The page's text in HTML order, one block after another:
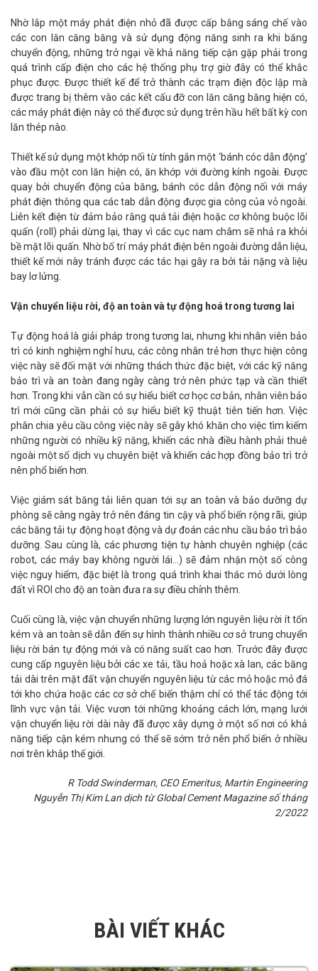
Nhờ lắp một máy phát điện nhỏ đã được cấp bằng sáng chế vào
các con lăn căng băng và sử dụng động năng sinh ra khi băng
chuyển động, những trở ngại về khả năng tiếp cận gặp phải trong
quá trình cấp điện cho các hệ thống phụ trợ giờ đây có thể khắc
phục được. Được thiết kế để trở thành các trạm điện độc lập mà
được trang bị thêm vào các kết cấu đỡ con lăn căng băng hiện có,
các máy phát điện này có thể được sử dụng trên hầu hết bất kỳ con
lăn thép nào.
Thiết kế sử dụng một khớp nối từ tính gắn một ‘bánh cóc dẫn động’
vào đầu một con lăn hiện có, ăn khớp với đường kính ngoài. Được
quay bởi chuyển động của băng, bánh cóc dẫn động nối với máy
phát điện thông qua các tab dẫn động được gia công của vỏ ngoài.
Liên kết điện từ đảm bảo rằng quá tải điện hoặc cơ không buộc lõi
quấn (roll) phải dừng lại, thay vì các cục nam châm sẽ nhả ra khỏi
bề mặt lõi quấn. Nhờ bố trí máy phát điện bên ngoài đường dẫn liệu,
thiết kế mới này tránh được các tác hại gây ra bởi tải nặng và liệu
bay lơ lửng.
Vận chuyển liệu rời, độ an toàn và tự động hoá trong tương lai
Tự động hoá là giải pháp trong tương lai, nhưng khi nhân viên bảo
trì có kinh nghiệm nghỉ hưu, các công nhân trẻ hơn thực hiện công
việc này sẽ đối mặt với những thách thức đặc biệt, với các kỹ năng
bảo trì và an toàn đang ngày càng trở nên phức tạp và cần thiết
hơn. Trong khi vẫn cần có sự hiểu biết cơ học cơ bản, nhân viên bảo
trì mới cũng cần phải có sự hiểu biết kỹ thuật tiên tiến hơn. Việc
phân chia yêu cầu công việc này sẽ gây khó khăn cho việc tìm kiếm
những người có nhiều kỹ năng, khiến các nhà điều hành phải thuê
ngoài một số dịch vụ chuyên biệt và khiến các hợp đồng bảo trì trở
nên phổ biến hơn.
Việc giám sát băng tải liên quan tới sự an toàn và bảo dưỡng dự
phòng sẽ càng ngày trở nên đáng tin cậy và phổ biến rộng rãi, giúp
các băng tải tự động hoạt động và dự đoán các nhu cầu bảo trì bảo
dưỡng. Sau cùng là, các phương tiện tự hành chuyên nghiệp (các
robot, các máy bay không người lái…) sẽ đảm nhận một số công
việc nguy hiểm, đặc biệt là trong quá trình khai thác mỏ dưới lòng
đất vì ROI cho độ an toàn đưa ra sự điều chỉnh thêm.
Cuối cùng là, việc vận chuyển những lượng lớn nguyên liệu rời ít tốn
kém và an toàn sẽ dẫn đến sự hình thành nhiều cơ sở trung chuyển
liệu rời bán tự động mới và có năng suất cao hơn. Trước đây được
cung cấp nguyên liệu bởi các xe tải, tầu hoả hoặc xà lan, các băng
tải dài trên mặt đất vận chuyển nguyên liệu từ các mỏ hoặc mỏ đá
tới kho chứa hoặc các cơ sở chế biến thậm chí có thể tác động tới
lĩnh vực vận tải. Việc vươn tới những khoảng cách lớn, mạng lưới
vận chuyển liệu rời dài này đã được xây dựng ở một số nơi có khả
năng tiếp cận kém nhưng có thể sẽ sớm trở nên phổ biến ở nhiều
nơi trên khắp thế giới.
R Todd Swinderman, CEO Emeritus, Martin Engineering
Nguyễn Thị Kim Lan dịch từ Global Cement Magazine số tháng
2/2022
BÀI VIẾT KHÁC